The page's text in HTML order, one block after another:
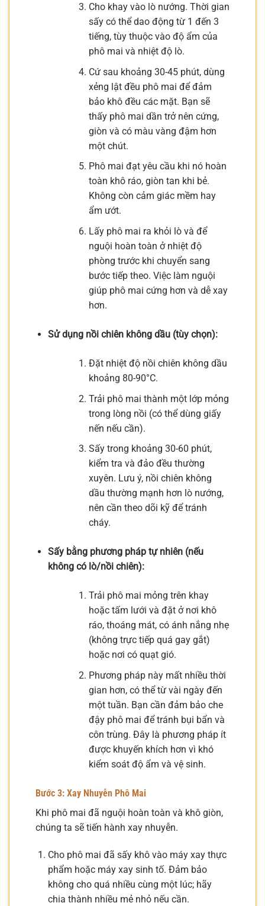
Cho khay vào lò nướng. Thời gian
sấy có thể dao động từ 1 đến 3
tiếng, tùy thuộc vào độ ẩm của
phô mai và nhiệt độ lò.
Cứ sau khoảng 30-45 phút, dùng
xẻng lật đều phô mai để đảm
bảo khô đều các mặt. Bạn sẽ
thấy phô mai dần trở nên cứng,
giòn và có màu vàng đậm hơn
một chút.
Phô mai đạt yêu cầu khi nó hoàn
toàn khô ráo, giòn tan khi bẻ.
Không còn cảm giác mềm hay
ẩm ướt.
Lấy phô mai ra khỏi lò và để
nguội hoàn toàn ở nhiệt độ
phòng trước khi chuyển sang
bước tiếp theo. Việc làm nguội
giúp phô mai cứng hơn và dễ xay
hơn.
Sử dụng nồi chiên không dầu (tùy chọn):
Đặt nhiệt độ nồi chiên không dầu
khoảng 80-90°C.
Trải phô mai thành một lớp mỏng
trong lòng nồi (có thể dùng giấy
nến nếu cần).
Sấy trong khoảng 30-60 phút,
kiểm tra và đảo đều thường
xuyên. Lưu ý, nồi chiên không
dầu thường mạnh hơn lò nướng,
nên cần theo dõi kỹ để tránh
cháy.
Sấy bằng phương pháp tự nhiên (nếu
không có lò/nồi chiên):
Trải phô mai mỏng trên khay
hoặc tấm lưới và đặt ở nơi khô
ráo, thoáng mát, có ánh nắng nhẹ
(không trực tiếp quá gay gắt)
hoặc nơi có quạt gió.
Phương pháp này mất nhiều thời
gian hơn, có thể từ vài ngày đến
một tuần. Bạn cần đảm bảo che
đậy phô mai để tránh bụi bẩn và
côn trùng. Đây là phương pháp ít
được khuyến khích hơn vì khó
kiểm soát độ ẩm và vệ sinh.
Bước 3: Xay Nhuyễn Phô Mai
Khi phô mai đã nguội hoàn toàn và khô giòn,
chúng ta sẽ tiến hành xay nhuyễn.
Cho phô mai đã sấy khô vào máy xay thực
phẩm hoặc máy xay sinh tố. Đảm bảo
không cho quá nhiều cùng một lúc; hãy
chia thành nhiều mẻ nhỏ nếu cần.